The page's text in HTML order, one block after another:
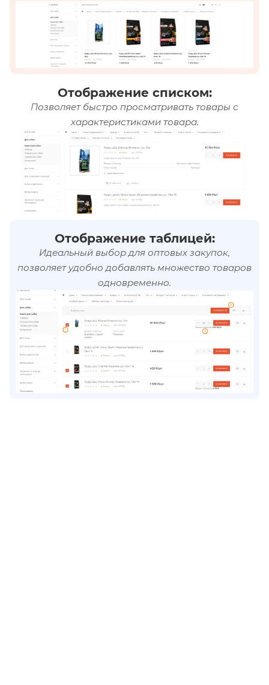
Отображение списком:
Позволяет быстро просматривать товары с
характеристиками товара.
Отображение таблицей:
Идеальный выбор для оптовых закупок,
позволяет удобно добавлять множество товаров
одновременно.